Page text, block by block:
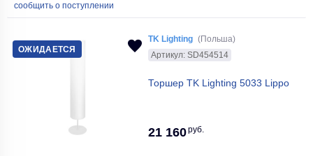
сообщить о поступлении
ОЖИДАЕТСЯ
TK Lighting (Польша)
Артикул: SD454514
Торшер TK Lighting 5033 Lippo
21 160руб.